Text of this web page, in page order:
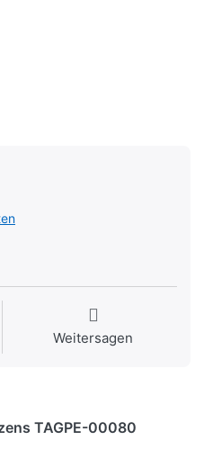
Weitersagen
TAGPE-00080